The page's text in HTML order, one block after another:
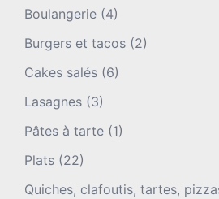
Boulangerie (4)
Burgers et tacos (2)
Cakes salés (6)
Lasagnes (3)
Pâtes à tarte (1)
Plats (22)
Quiches, clafoutis, tartes,